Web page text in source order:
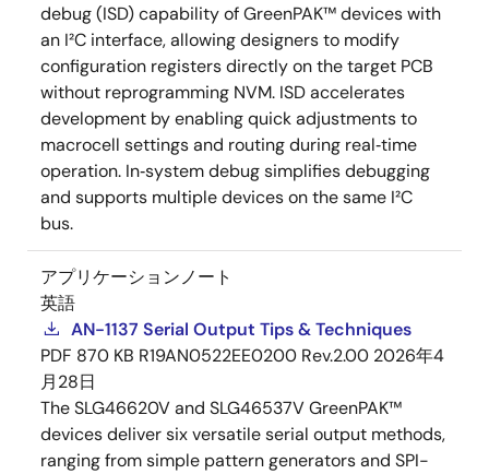
debug (ISD) capability of GreenPAK™ devices with
an I²C interface, allowing designers to modify
configuration registers directly on the target PCB
without reprogramming NVM. ISD accelerates
development by enabling quick adjustments to
macrocell settings and routing during real‑time
operation. In‑system debug simplifies debugging
and supports multiple devices on the same I²C
bus.
アプリケーションノート
英語
AN-1137 Serial Output Tips & Techniques
PDF 870 KB R19AN0522EE0200 Rev.2.00 2026年4
月28日
The SLG46620V and SLG46537V GreenPAK™
devices deliver six versatile serial output methods,
ranging from simple pattern generators and SPI-